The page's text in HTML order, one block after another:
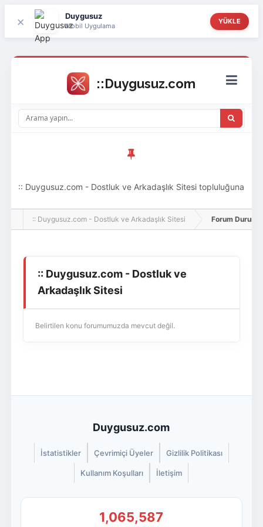
× Duygusuz
Mobil Uygulama
YÜKLE
Giriş Yap Üye Ol
:: Duygusuz.com - Dostluk ve Arkadaşlık Sitesi topluluğuna
hoş geldin ziyaretçi! Aramıza katılmak istersen kayıt
:: Duygusuz.com - Dostluk ve Arkadaşlık Sitesi Forum Durumu
:: Duygusuz.com - Dostluk ve
Arkadaşlık Sitesi
Belirtilen konu forumumuzda mevcut değil.
Duygusuz.com
İstatistikler Çevrimiçi Üyeler Gizlilik Politikası
Kullanım Koşulları İletişim
1,065,587